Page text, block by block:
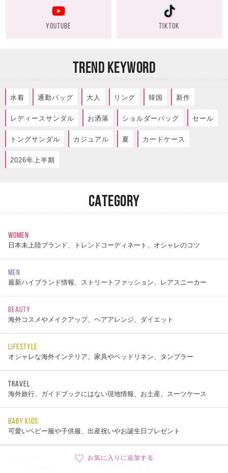
お気に入りに追加する
YOUTUBE TIKTOK
TREND KEYWORD
水着 通勤バッグ 大人 リング 韓国 新作
レディースサンダル お洒落 ショルダーバッグ セール
トングサンダル カジュアル 夏 カードケース
2026年上半期
CATEGORY
WOMEN
日本未上陸ブランド、トレンドコーディネート、オシャレのコツ
MEN
最新ハイブランド情報、ストリートファッション、レアスニーカー
BEAUTY
海外コスメやメイクアップ、ヘアアレンジ、ダイエット
LIFESTYLE
オシャレな海外インテリア、家具やベッドリネン、タンブラー
TRAVEL
海外旅行、ガイドブックにはない現地情報、お土産、スーツケース
BABY KIDS
可愛いベビー服や子供服、出産祝いやお誕生日プレゼント